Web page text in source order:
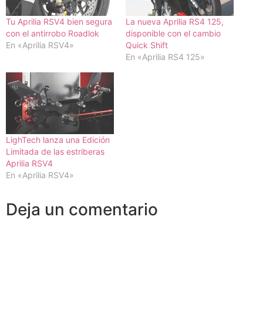
Tu Aprilia RSV4 bien segura
con el antirrobo Roadlok
En «Aprilia RSV4»
La nueva Aprilia RS4 125,
disponible con el cambio
Quick Shift
En «Aprilia RS4 125»
LighTech lanza una Edición
Limitada de las estriberas
Aprilia RSV4
En «Aprilia RSV4»
Deja un comentario